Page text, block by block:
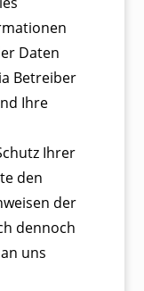
Daten
Betreiber
Ihre
Ihrer
den
der
dennoch
uns